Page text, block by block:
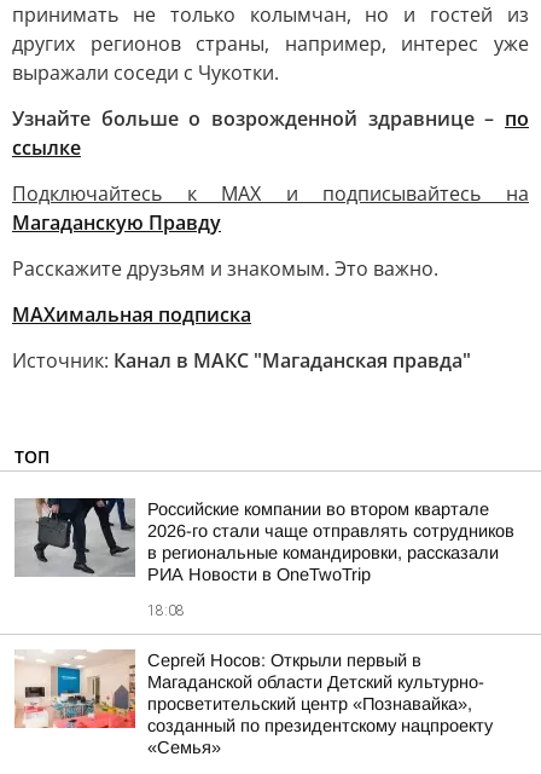
принимать не только колымчан, но и гостей из
других регионов страны, например, интерес уже
выражали соседи с Чукотки.
Узнайте больше о возрожденной здравнице – по
ссылке
Подключайтесь к MAX и подписывайтесь на
Магаданскую Правду
Расскажите друзьям и знакомым. Это важно.
МАХимальная подписка
Источник: Канал в МАКС "Магаданская правда"
ТОП
Российские компании во втором квартале
2026-го стали чаще отправлять сотрудников
в региональные командировки, рассказали
РИА Новости в OneTwoTrip
18:08
Сергей Носов: Открыли первый в
Магаданской области Детский культурно-
просветительский центр «Познавайка»,
созданный по президентскому нацпроекту
«Семья»